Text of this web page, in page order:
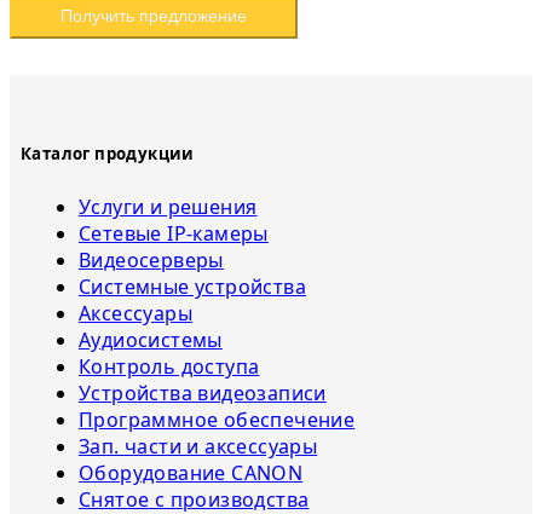
Получить предложение
Каталог продукции
Услуги и решения
Сетевые IP-камеры
Видеосерверы
Системные устройства
Аксессуары
Аудиосистемы
Контроль доступа
Устройства видеозаписи
Программное обеспечение
Зап. части и аксессуары
Оборудование CANON
Снятое с прoизвoдства